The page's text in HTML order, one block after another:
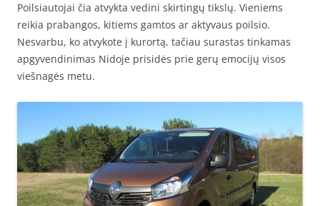
Poilsiautojai čia atvykta vedini skirtingų tikslų. Vieniems
reikia prabangos, kitiems gamtos ar aktyvaus poilsio.
Nesvarbu, ko atvykote į kurortą, tačiau surastas tinkamas
apgyvendinimas Nidoje prisidės prie gerų emocijų visos
viešnagės metu.